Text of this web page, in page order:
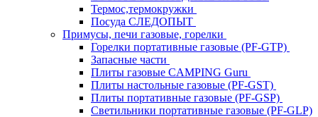
Термос,термокружки
Посуда СЛЕДОПЫТ
Примусы, печи газовые, горелки
Горелки портативные газовые (PF-GTP)
Запасные части
Плиты газовые CAMPING Guru
Плиты настольные газовые (PF-GST)
Плиты портативные газовые (PF-GSP)
Светильники портативные газовые (PF-GLP)